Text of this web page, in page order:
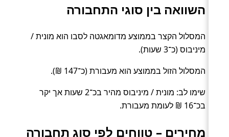
השוואה בין סוגי התחבורה
המסלול הקצר בממוצע מדומאגטה לסבו הוא מונית /
מיניבוס (כ־3 שעות).
המסלול הזול בממוצע הוא מעבורת (כ־147 ₪).
שימו לב: מונית / מיניבוס מהיר בכ־2 שעות אך יקר
בכ־16 ₪ לעומת מעבורת.
מחירים – טווחים לפי סוג תחבורה